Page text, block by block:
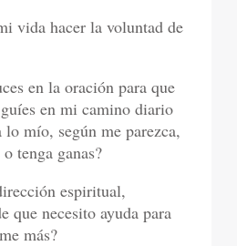
vida hacer la voluntad de
en la oración para que
en mi camino diario
mío, según me parezca,
tenga ganas?
espiritual,
que necesito ayuda para
más?